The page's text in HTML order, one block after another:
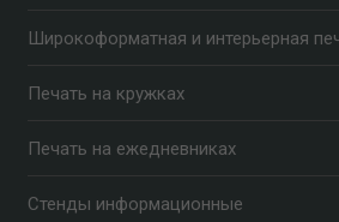
Широкоформатная и интерьерная
Печать на кружках
Печать на ежедневниках
Стенды информационные